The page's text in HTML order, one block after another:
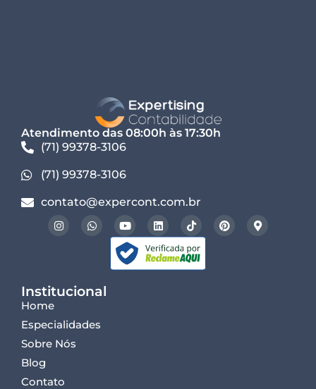
Atendimento das 08:00h às 17:30h
(71) 99378-3106
(71) 99378-3106
contato@expercont.com.br
Institucional
Home
Especialidades
Sobre Nós
Blog
Contato